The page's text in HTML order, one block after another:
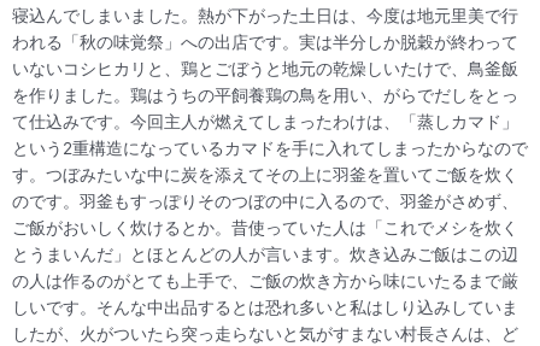
寝込んでしまいました。熱が下がった土日は、今度は地元里美で行
われる「秋の味覚祭」への出店です。実は半分しか脱穀が終わって
いないコシヒカリと、鶏とごぼうと地元の乾燥しいたけで、鳥釜飯
を作りました。鶏はうちの平飼養鶏の鳥を用い、がらでだしをとっ
て仕込みです。今回主人が燃えてしまったわけは、「蒸しカマド」
という2重構造になっているカマドを手に入れてしまったからなので
す。つぼみたいな中に炭を添えてその上に羽釜を置いてご飯を炊く
のです。羽釜もすっぽりそのつぼの中に入るので、羽釜がさめず、
ご飯がおいしく炊けるとか。昔使っていた人は「これでメシを炊く
とうまいんだ」とほとんどの人が言います。炊き込みご飯はこの辺
の人は作るのがとても上手で、ご飯の炊き方から味にいたるまで厳
しいです。そんな中出品するとは恐れ多いと私はしり込みしていま
したが、火がついたら突っ走らないと気がすまない村長さんは、ど